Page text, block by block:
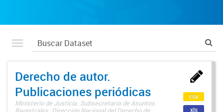
Derecho de autor.
Publicaciones periódicas
Ministerio de Justicia. Subsecretaría de Asuntos
csv
xls